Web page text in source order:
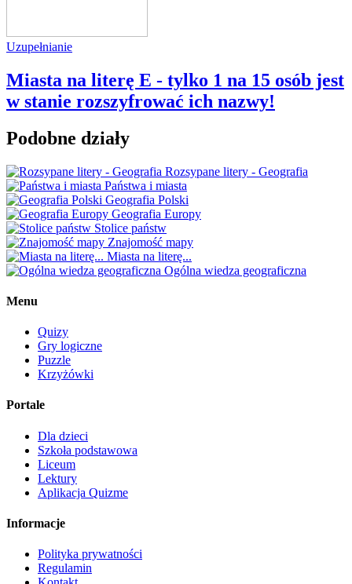
Uzupełnianie
Miasta na literę E - tylko 1 na 15 osób jest
w stanie rozszyfrować ich nazwy!
Podobne działy
Rozsypane litery - Geografia
Państwa i miasta
Geografia Polski
Geografia Europy
Stolice państw
Znajomość mapy
Miasta na literę...
Ogólna wiedza geograficzna
Menu
Quizy
Gry logiczne
Puzzle
Krzyżówki
Portale
Dla dzieci
Szkoła podstawowa
Liceum
Lektury
Aplikacja Quizme
Informacje
Polityka prywatności
Regulamin